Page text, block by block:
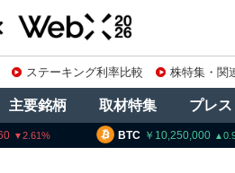
ステーキング利率比較 株特集・関
主要銘柄 取材特集 プレ
10,250,000 0.97 ETH